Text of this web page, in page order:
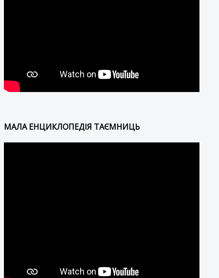
МАЛА ЕНЦИКЛОПЕДІЯ ТАЄМНИЦЬ